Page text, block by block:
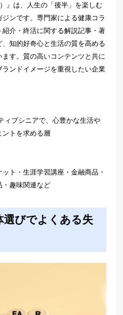
』は、人生の「後半」を楽しむ
ンです。専門家による健康コラ
介・終活に関する解説記事・著
知的好奇心と生活の質を高める
す。質の高いコンテンツと共に
ンドイメージを重視したい企業
ィブシニアで、心豊かな生活や
ントを求める層
ト・生涯学習講座・金融商品・
・趣味関連など
選びでよくある失